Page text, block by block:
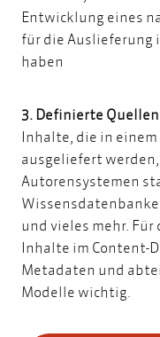
Entwicklung eines
für die
haben
3. Definierte
Inhalte, die in
ausgeliefert
Autorensystemen
und vieles mehr.
Inhalte im Content-
Metadaten und
Modelle wichtig.